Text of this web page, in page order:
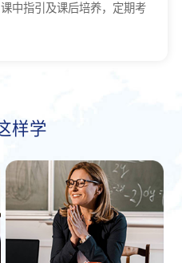
中指引及课后培养，定期考
样学